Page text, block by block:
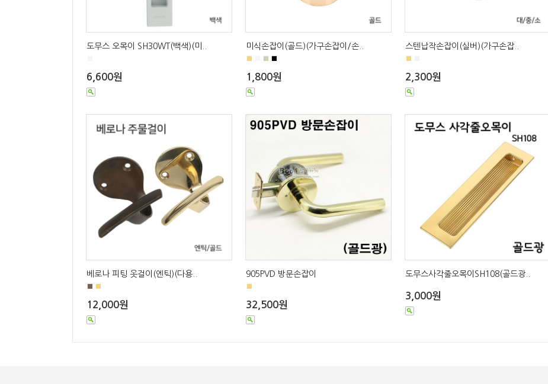
도무스 오목이 SH30WT(백색)(미..
6,600원
미식손잡이(골드)(가구손잡이/손..
■ ■ ■
1,800원
스텐납작손잡이(실버)(가구손잡..
■
2,300원
베로나 피팅 옷걸이(엔틱)(다용..
■ ■
12,000원
905PVD 방문손잡이
■
32,500원
도무스사각줄오목이SH108(골드광..
3,000원